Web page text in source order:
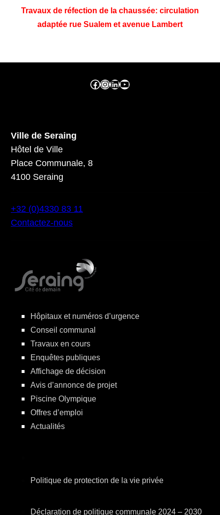
Travaux de réfection de la chaussée: circulation
adaptée rue Sualem et avenue Lambert
Facebook ville de seraing Instragram ville de seraing linkedin – ville de seraing YouTube
Ville de Seraing
Hôtel de Ville
Place Communale, 8
4100 Seraing
+32 (0)4330 83 11
Contactez-nous
Hôpitaux et numéros d’urgence
Conseil communal
Travaux en cours
Enquêtes publiques
Affichage de décision
Avis d’annonce de projet
Piscine Olympique
Offres d’emploi
Actualités
Politique de protection de la vie privée
Déclaration de politique communale 2024 – 2030